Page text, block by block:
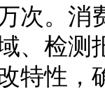
次。消
、检测
特性，